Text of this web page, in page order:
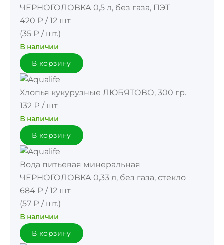
ЧЕРНОГОЛОВКА 0,5 л, без газа, ПЭТ
420 ₽ /12 шт
(35 ₽ / шт.)
В наличии
В корзину
Хлопья кукурузные ЛЮБЯТОВО, 300 гр.
132 ₽ / шт
В наличии
В корзину
Вода питьевая минеральная
ЧЕРНОГОЛОВКА 0,33 л, без газа, стекло
684 ₽ /12 шт
(57 ₽ / шт.)
В наличии
В корзину